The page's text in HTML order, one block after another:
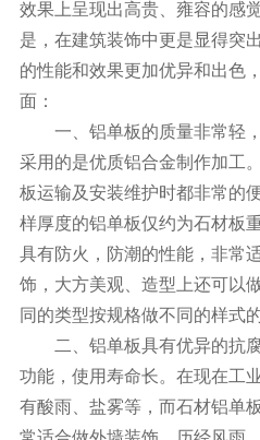
效果上呈现出高贵、雍容的感
是，在建筑装饰中更是显得突
的性能和效果更加优异和出色
面：
一、铝单板的质量非常轻，
采用的是优质铝合金制作加工
板运输及安装维护时都非常的
样厚度的铝单板仅约为石材板
具有防火，防潮的性能，非常
饰，大方美观、造型上还可以
同的类型按规格做不同的样式的
二、铝单板具有优异的抗腐
功能，使用寿命长。在现在工
有酸雨、盐雾等，而石材铝单